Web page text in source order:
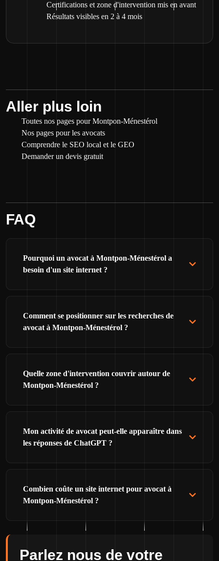
Certifications et zone d'intervention mis en avant
Résultats visibles en 2 à 4 mois
Aller plus loin
Toutes nos pages pour Montpon-Ménestérol
Nos pages pour les avocats
Comprendre le SEO local et le GEO
Demander un devis gratuit
FAQ
Pourquoi un avocat à Montpon-Ménestérol a
besoin d'un site internet ?
Comment se positionner sur les recherches de
avocat à Montpon-Ménestérol ?
Quelle zone d'intervention couvrir autour de
Montpon-Ménestérol ?
Mon activité de avocat peut-elle apparaître dans
les réponses de ChatGPT ?
Combien coûte un site internet pour avocat à
Montpon-Ménestérol ?
Parlez nous de votre